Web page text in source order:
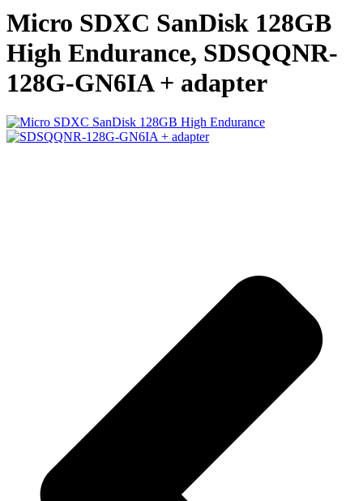
Micro SDXC SanDisk 128GB
High Endurance, SDSQQNR-
128G-GN6IA + adapter